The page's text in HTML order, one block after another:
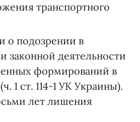
транспортного
о подозрении в
законной деятельности
формирований в
1 ст. 114-1 УК Украины).
лет лишения